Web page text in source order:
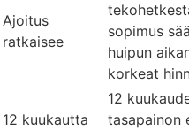
Ajoitus
ratkaisee
sopimus
huipun
korkeat
12 kuukautta
12
tasapainon